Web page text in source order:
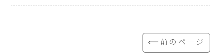
⟸前のページ